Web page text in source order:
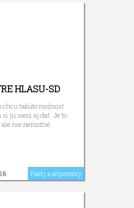
HLASU-SD
chcú takúto možnosť
si ju sami aj dať. Je to
nie nemožné.
Fakty a argumenty